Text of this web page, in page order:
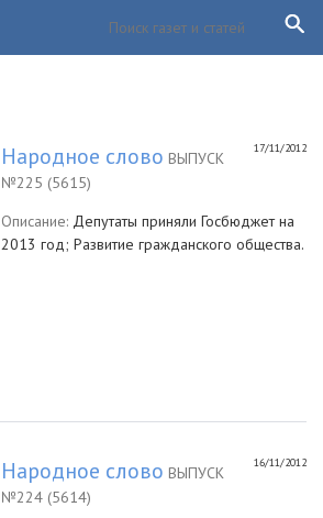
17/11/2012
Народное слово ВЫПУСК
№225 (5615)
Описание: Депутаты приняли Госбюджет на
2013 год; Развитие гражданского общества.
16/11/2012
Народное слово ВЫПУСК
№224 (5614)